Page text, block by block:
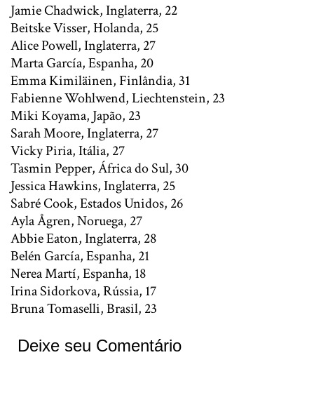
Jamie Chadwick, Inglaterra, 22
Beitske Visser, Holanda, 25
Alice Powell, Inglaterra, 27
Marta García, Espanha, 20
Emma Kimiläinen, Finlândia, 31
Fabienne Wohlwend, Liechtenstein, 23
Miki Koyama, Japão, 23
Sarah Moore, Inglaterra, 27
Vicky Piria, Itália, 27
Tasmin Pepper, África do Sul, 30
Jessica Hawkins, Inglaterra, 25
Sabré Cook, Estados Unidos, 26
Ayla Ågren, Noruega, 27
Abbie Eaton, Inglaterra, 28
Belén García, Espanha, 21
Nerea Martí, Espanha, 18
Irina Sidorkova, Rússia, 17
Bruna Tomaselli, Brasil, 23
Deixe seu Comentário